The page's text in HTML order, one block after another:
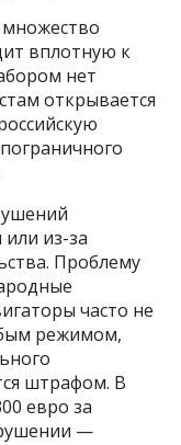
вплотную к
нет
открывается
из-за
Проблему
часто не
режимом,
штрафом. В
евро за
—